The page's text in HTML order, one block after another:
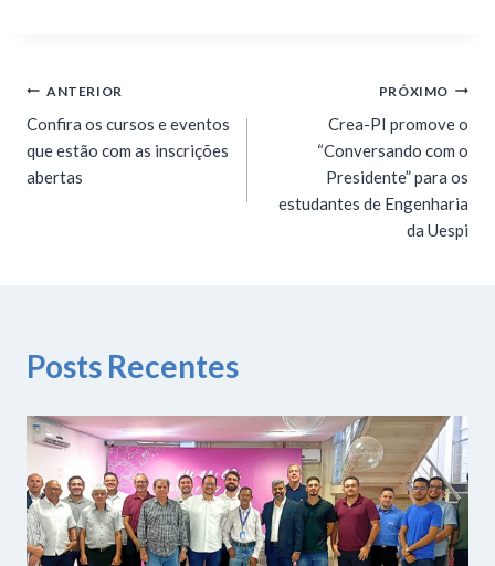
ANTERIOR
Confira os cursos e eventos
que estão com as inscrições
abertas
PRÓXIMO
Crea-PI promove o
“Conversando com o
Presidente” para os
estudantes de Engenharia
da Uespi
Posts Recentes